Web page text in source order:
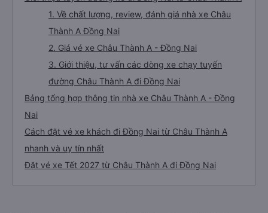
1. Về chất lượng, review, đánh giá nhà xe Châu
Thành A Đồng Nai
2. Giá vé xe Châu Thành A - Đồng Nai
3. Giới thiệu, tư vấn các dòng xe chạy tuyến
đường Châu Thành A đi Đồng Nai
Bảng tổng hợp thông tin nhà xe Châu Thành A - Đồng
Nai
Cách đặt vé xe khách đi Đồng Nai từ Châu Thành A
nhanh và uy tín nhất
Đặt vé xe Tết 2027 từ Châu Thành A đi Đồng Nai